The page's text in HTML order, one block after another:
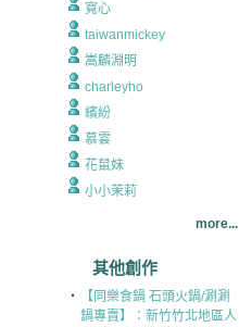
寬心
taiwanmickey
嵩麟淵明
charleyho
繽紛
慕雲
花鼠妹
小小茉莉
more...
其他創作
‧
【同樂食鍋 石頭火鍋/涮涮
鍋專賣】：新竹竹北地區人